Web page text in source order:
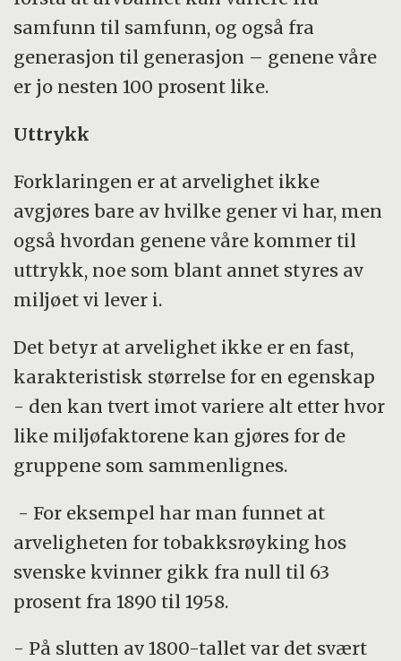
samfunn til samfunn, og også fra
generasjon til generasjon – genene våre
er jo nesten 100 prosent like.
Uttrykk
Forklaringen er at arvelighet ikke
avgjøres bare av hvilke gener vi har, men
også hvordan genene våre kommer til
uttrykk, noe som blant annet styres av
miljøet vi lever i.
Det betyr at arvelighet ikke er en fast,
karakteristisk størrelse for en egenskap
- den kan tvert imot variere alt etter hvor
like miljøfaktorene kan gjøres for de
gruppene som sammenlignes.
- For eksempel har man funnet at
arveligheten for tobakksrøyking hos
svenske kvinner gikk fra null til 63
prosent fra 1890 til 1958.
- På slutten av 1800-tallet var det svært